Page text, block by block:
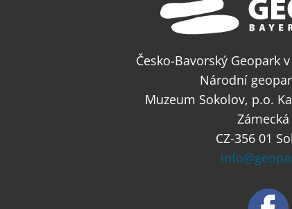
Česko-Bavorský Geopark
Národní
Muzeum Sokolov, p.o.
Zámecká
CZ-356 01